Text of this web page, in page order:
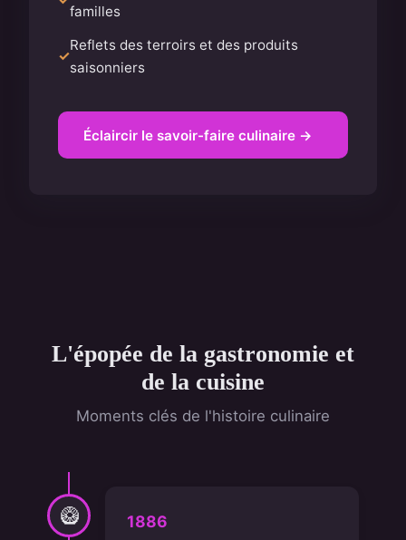
familles
Reflets des terroirs et des produits
saisonniers
Éclaircir le savoir-faire culinaire →
L'épopée de la gastronomie et
de la cuisine
Moments clés de l'histoire culinaire
🥝 1886